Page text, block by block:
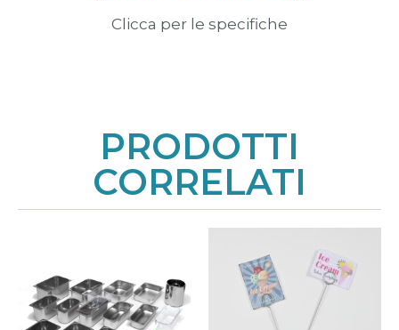
Clicca per le specifiche
PRODOTTI
CORRELATI